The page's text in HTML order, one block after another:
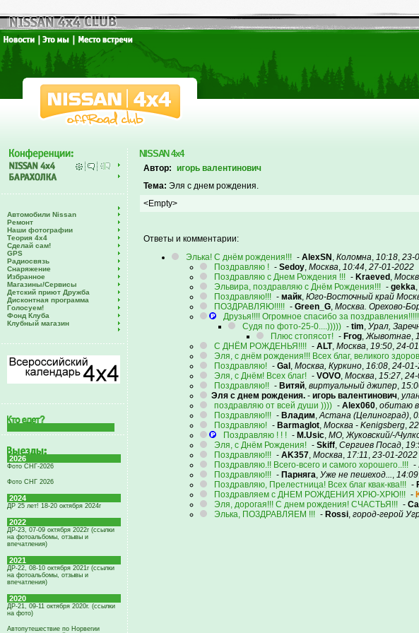
Автомобили Nissan
Ремонт
Наши фотографии
Теория 4х4
Сделай сам!
GPS
Радиосвязь
Снаряжение
Избранное
Магазины/Сервисы
Детский приют Дружба
Дисконтная программа
Голосуем!
Фонд Клуба
Клубный магазин
2026
Фото СНГ-2026
Фото СНГ 2026
2024
ДР 25 лет! 18-20 октября 2024г
2022
ДР-23, 07-09 октября 2022г (ссылки
на фотоальбомы, отзывы и
впечатления)
2021
ДР-22, 08-10 октября 2021г (ссылки
на фотоальбомы, отзывы и
впечатления)
2020
ДР-21, 09-11 октября 2020г. (ссылки
на фото)
Автопутешествие по Норвегии
NISSAN 4x4
Автор: игорь валентинович
Тема: Эля с днем рождения.
<Empty>
Ответы и комментарии:
Элька! С днём рождения!!! - AlexSN , Коломна, 10:18, 23-
Поздравляю ! - Sedoy, Москва, 10:44, 27-01-2022
Поздравляю с Днем Рождения !!! - Kraeved ,
Эльвира, поздравляю с Днём Рождения!!! - gekka,
Поздравляю!!! - майк, Юго-Восточный край
ПОЗДРАВЛЯЮ!!!!! - Green_G, Москва. Орехово-
Друзья!!!! Огромное спасибо за
Судя по фото-25-0....))))) - tim, Урал,
Плюс стопясот! - Frog,Жывотнае,
С ДНЁМ РОЖДЕНЬЯ!!!! - ALT, Москва, 19:50, 24-
Эля, с днём рождения!!! Всех благ, великого
Поздравляю! - Gal , Москва, Куркино, 16:08, 24-
Эля, с Днём! Всех благ! - VOVO, Москва, 15:27,
Поздравляю!! - Витяй, виртуальный джипер,
Эля с днем рождения. - игорь валентинович,
поздравляю от всей души )))) - Alex060, обитаю
Поздравляю!!! - Владим,Астана (Целиноград),
Поздравляю! - Barmaglot, Москва - Kenigsberg,
Поздравляю ! ! ! - M.Usic, МО, Жуковский/-/
Эля, с Днём Рождения! - Skiff, Сергиев Посад,
Поздравляю!!! - AK357, Москва, 17:11, 23-01-2022
Поздравляю.!! Всего-всего и самого хорошего..!!! -
Поздравляю!!! - Парняга, Уже не пешеход..., 14:09
Поздравляю, Прелестница! Всех благ квак-ква!!! -
Поздравляем с ДНЕМ РОЖДЕНИЯ ХРЮ-ХРЮ!!! -
Эля, дорогая!!! С днем рождения! СЧАСТЬЯ!!! -
Элька, ПОЗДРАВЛЯЕМ !!! - Rossi, город-герой